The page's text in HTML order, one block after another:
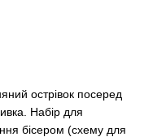
острівок посеред
Набір для
бісером (схему для